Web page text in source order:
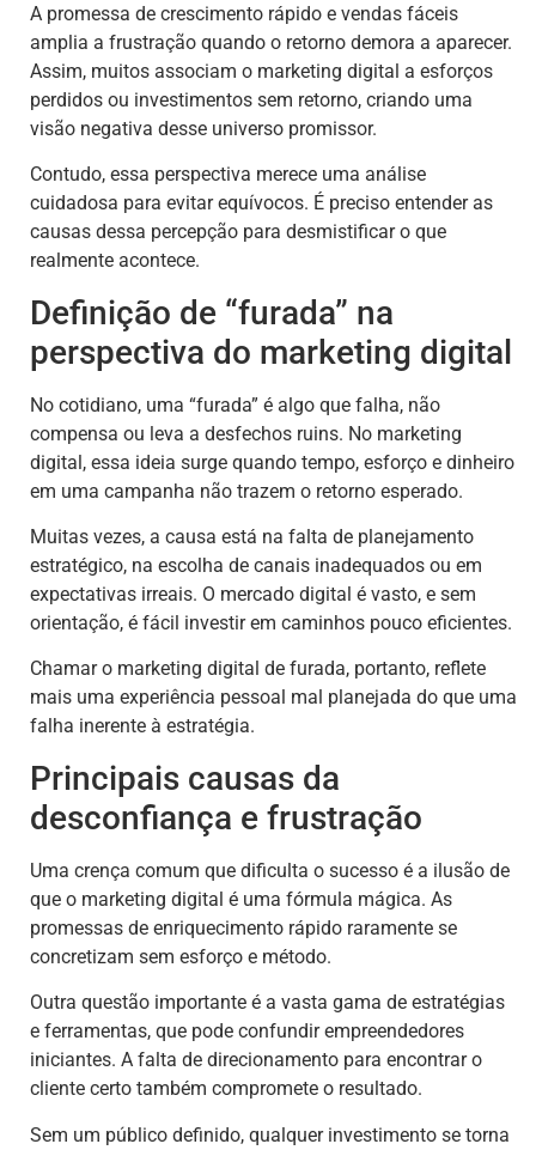
A promessa de crescimento rápido e vendas fáceis
amplia a frustração quando o retorno demora a aparecer.
Assim, muitos associam o marketing digital a esforços
perdidos ou investimentos sem retorno, criando uma
visão negativa desse universo promissor.
Contudo, essa perspectiva merece uma análise
cuidadosa para evitar equívocos. É preciso entender as
causas dessa percepção para desmistificar o que
realmente acontece.
Definição de “furada” na
perspectiva do marketing digital
No cotidiano, uma “furada” é algo que falha, não
compensa ou leva a desfechos ruins. No marketing
digital, essa ideia surge quando tempo, esforço e dinheiro
em uma campanha não trazem o retorno esperado.
Muitas vezes, a causa está na falta de planejamento
estratégico, na escolha de canais inadequados ou em
expectativas irreais. O mercado digital é vasto, e sem
orientação, é fácil investir em caminhos pouco eficientes.
Chamar o marketing digital de furada, portanto, reflete
mais uma experiência pessoal mal planejada do que uma
falha inerente à estratégia.
Principais causas da
desconfiança e frustração
Uma crença comum que dificulta o sucesso é a ilusão de
que o marketing digital é uma fórmula mágica. As
promessas de enriquecimento rápido raramente se
concretizam sem esforço e método.
Outra questão importante é a vasta gama de estratégias
e ferramentas, que pode confundir empreendedores
iniciantes. A falta de direcionamento para encontrar o
cliente certo também compromete o resultado.
Sem um público definido, qualquer investimento se torna